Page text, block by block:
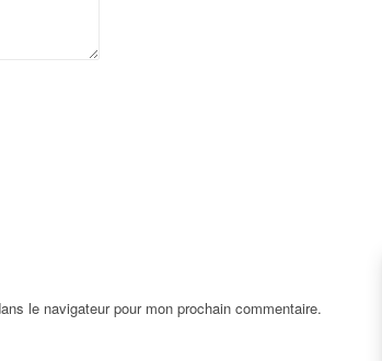
le navigateur pour mon prochain commentaire.